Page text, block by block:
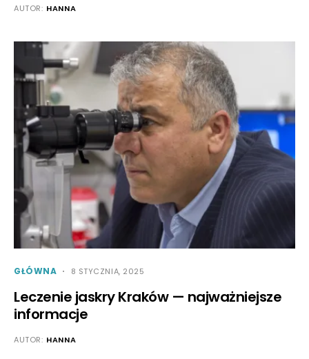
AUTOR: HANNA
GŁÓWNA 8 STYCZNIA, 2025
Leczenie jaskry Kraków — najważniejsze
informacje
AUTOR: HANNA